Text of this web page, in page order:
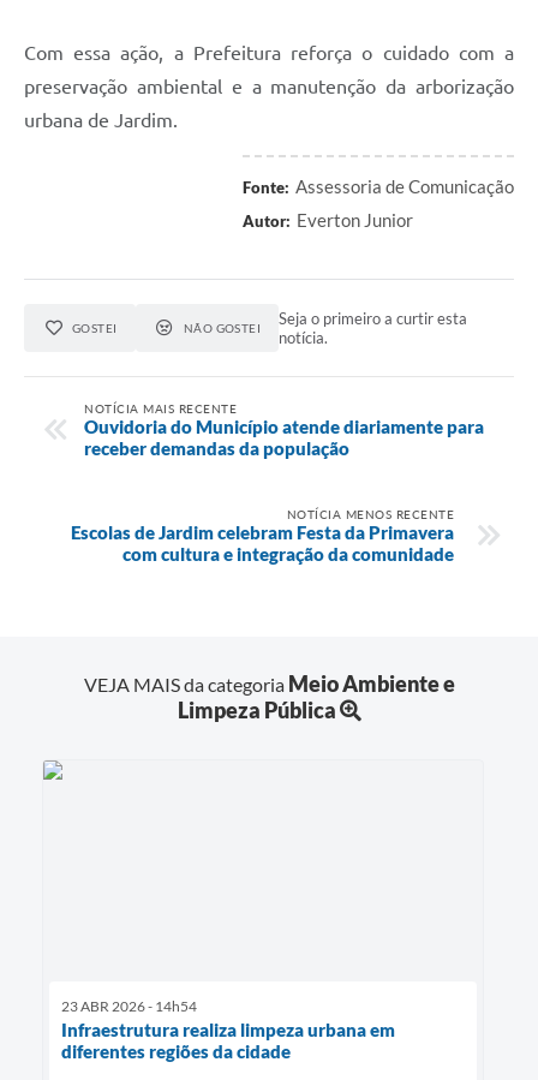
Com essa ação, a Prefeitura reforça o cuidado com a
preservação ambiental e a manutenção da arborização
urbana de Jardim.
Fonte: Assessoria de Comunicação
Autor: Everton Junior
GOSTEI NÃO GOSTEI
Seja o primeiro a curtir esta
notícia.
NOTÍCIA MAIS RECENTE
Ouvidoria do Município atende diariamente para
receber demandas da população
NOTÍCIA MENOS RECENTE
Escolas de Jardim celebram Festa da Primavera
com cultura e integração da comunidade
VEJA MAIS da categoria Meio Ambiente e
Limpeza Pública
23 ABR 2026 - 14h54
Infraestrutura realiza limpeza urbana em
diferentes regiões da cidade